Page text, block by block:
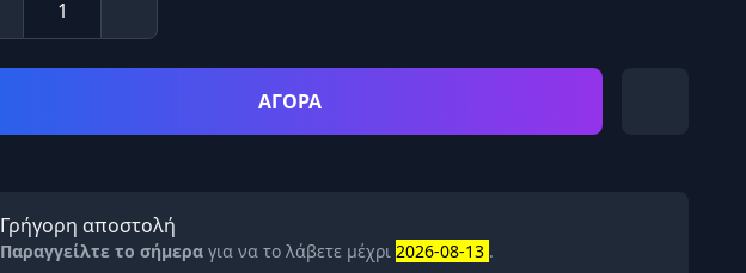
ΑΓΟΡΑ
Γρήγορη αποστολή
Παραγγείλτε το σήμερα για να το λάβετε μέχρι 2026-08-13 .